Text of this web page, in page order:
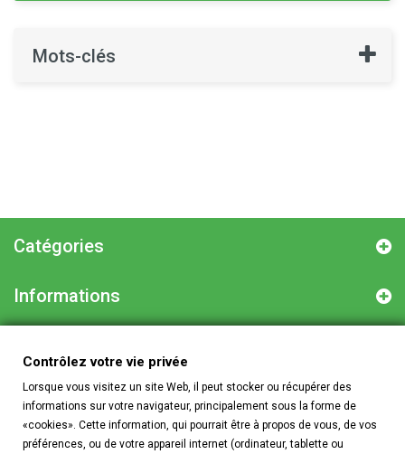
Mots-clés
Catégories
Informations
Informations sur votre boutique
Contrôlez votre vie privée
Contrôlez votre vie privée
Lorsque vous visitez un site Web, il peut stocker ou récupérer des
informations sur votre navigateur, principalement sous la forme de
«cookies». Cette information, qui pourrait être à propos de vous, de vos
préférences, ou de votre appareil internet (ordinateur, tablette ou